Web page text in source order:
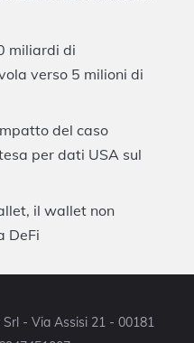
miliardi di
verso 5 milioni di
del caso
per dati USA sul
il wallet non
DeFi
- Via Assisi 21 - 00181